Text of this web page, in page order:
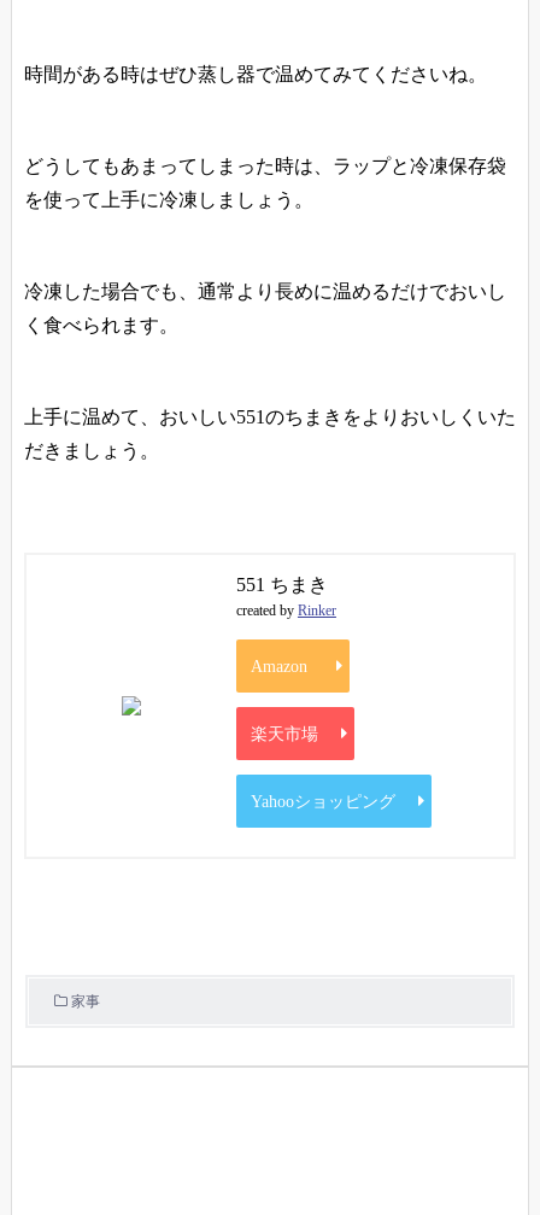
時間がある時はぜひ蒸し器で温めてみてくださいね。
どうしてもあまってしまった時は、ラップと冷凍保存袋
を使って上手に冷凍しましょう。
冷凍した場合でも、通常より長めに温めるだけでおいし
く食べられます。
上手に温めて、おいしい551のちまきをよりおいしくいた
だきましょう。
551 ちまき
created by Rinker
Amazon
楽天市場
Yahooショッピング
家事